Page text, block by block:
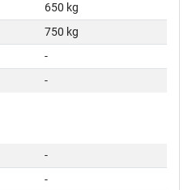
650 kg
750 kg
-
-
-
-